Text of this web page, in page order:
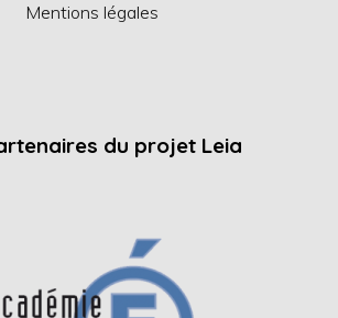
Mentions légales
du projet Leia